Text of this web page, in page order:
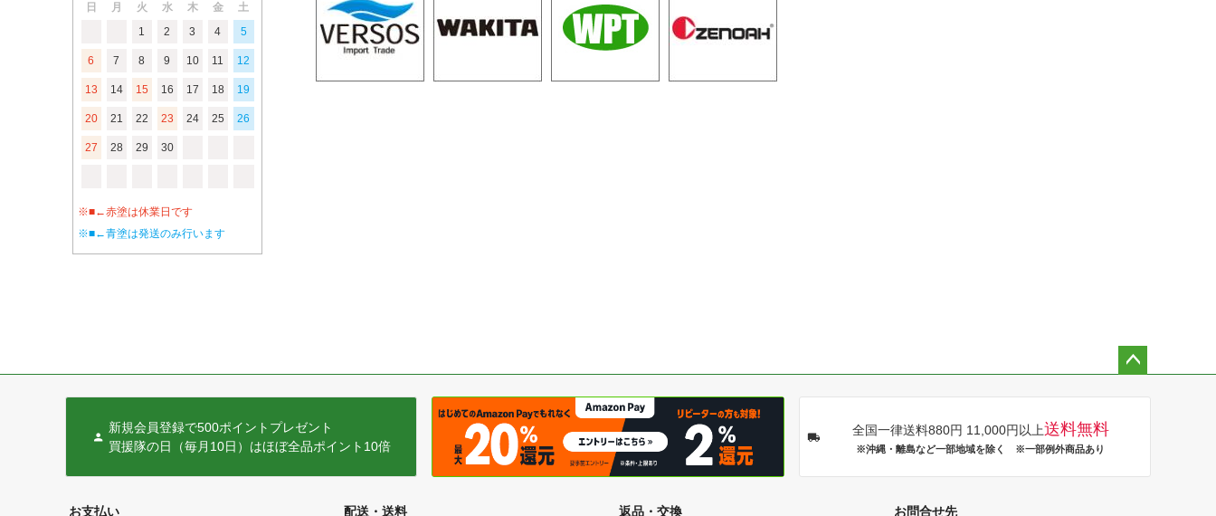
日 月 火 水 木 金
土
1
2 3 4 5
6 7 8 9 10 11 12
13 14 15 16 17 18 19
20 21 22 23 24 25 26
27 28 29 30
※■←赤塗は休業日です
※■←青塗は発送のみ行います
新規会員登録で500ポイントプレゼント
買援隊の日（毎月10日）はほぼ全品ポイント10倍
全国一律送料880円 11,000円以上送料無料
※沖縄・離島など一部地域を除く ※一部例外商品あり
お支払い 配送・送料 返品・交換 お問合せ先